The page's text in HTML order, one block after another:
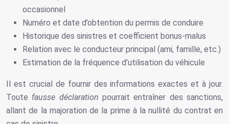
occasionnel
Numéro et date d’obtention du permis de conduire
Historique des sinistres et coefficient bonus-malus
Relation avec le conducteur principal (ami, famille, etc.)
Estimation de la fréquence d’utilisation du véhicule
Il est crucial de fournir des informations exactes et à jour.
Toute fausse déclarationpourrait entraîner des sanctions,
allant de la majoration de la prime à la nullité du contrat en